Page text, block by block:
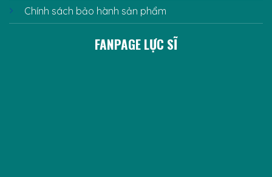
Chính sách bảo hành sản phẩm
FANPAGE LỰC SĨ